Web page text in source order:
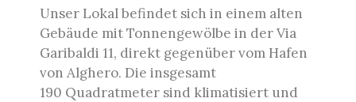
Unser Lokal befindet sich in einem alten
Gebäude mit Tonnengewölbe in der Via
Garibaldi 11, direkt gegenüber vom Hafen
von Alghero. Die insgesamt
190 Quadratmeter sind klimatisiert und